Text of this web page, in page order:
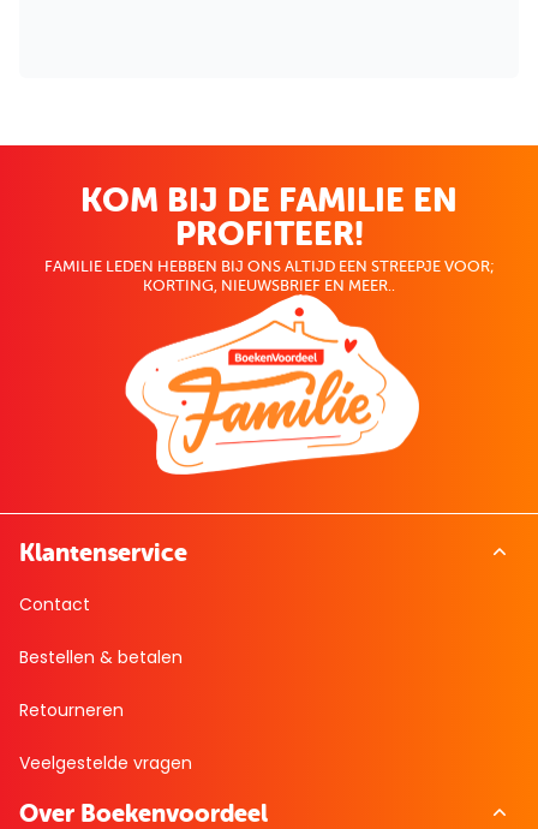
KOM BIJ DE FAMILIE EN
PROFITEER!
FAMILIE LEDEN HEBBEN BIJ ONS ALTIJD EEN STREEPJE VOOR;
KORTING, NIEUWSBRIEF EN MEER..
Klantenservice
Contact
Bestellen & betalen
Retourneren
Veelgestelde vragen
Over Boekenvoordeel